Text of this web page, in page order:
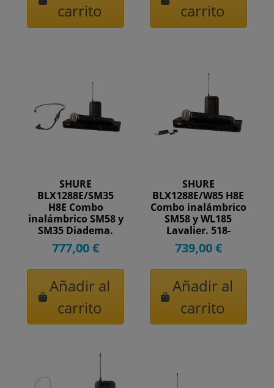
carrito
carrito
SHURE
BLX1288E/SM35
H8E Combo
inalámbrico SM58 y
SM35 Diadema.
518-542MHz.
777,00 €
Añadir al
carrito
SHURE
BLX1288E/W85 H8E
Combo inalámbrico
SM58 y WL185
Lavalier. 518-
542MHz.
739,00 €
Añadir al
carrito